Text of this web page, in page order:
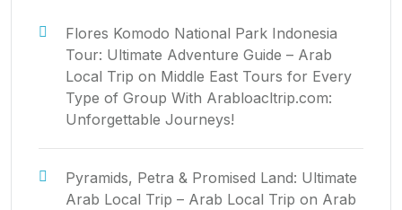
Flores Komodo National Park Indonesia
Tour: Ultimate Adventure Guide – Arab
Local Trip on Middle East Tours for Every
Type of Group With Arabloacltrip.com:
Unforgettable Journeys!
Pyramids, Petra & Promised Land: Ultimate
Arab Local Trip – Arab Local Trip on Arab